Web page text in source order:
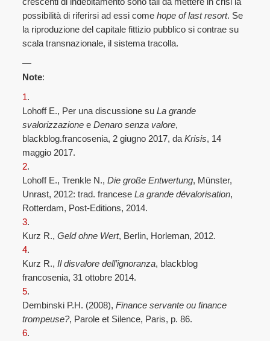
possibilità di riferirsi ad essi comehope of last resort. Se
la riproduzione del capitale fittizio pubblico si contrae su
scala transnazionale, il sistema tracolla.
—
Note:
1.
Lohoff E., Per una discussione suLa grande
svalorizzazione eDenaro senza valore,
blackblog.francosenia, 2 giugno 2017, daKrisis, 14
maggio 2017.
2.
Lohoff E., Trenkle N.,Die große Entwertung, Münster,
Unrast, 2012: trad. franceseLa grande dévalorisation,
Rotterdam, Post-Editions, 2014.
3.
Kurz R.,Geld ohne Wert, Berlin, Horleman, 2012.
4.
Kurz R.,Il disvalore dell’ignoranza, blackblog
francosenia, 31 ottobre 2014.
5.
Dembinski P.H. (2008),Finance servante ou finance
trompeuse?, Parole et Silence, Paris, p. 86.
6.